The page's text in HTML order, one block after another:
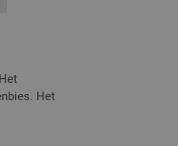
Het